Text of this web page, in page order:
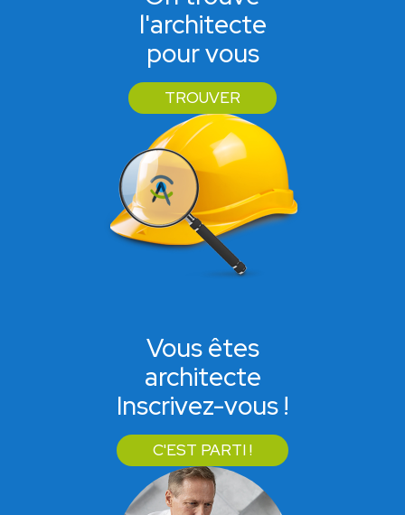
l'architecte
pour vous
TROUVER
Vous êtes
architecte
Inscrivez-vous !
C'EST PARTI !